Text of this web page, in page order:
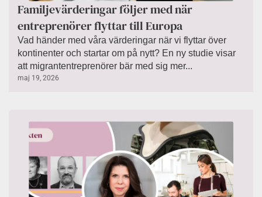
Familjevärderingar följer med när
entreprenörer flyttar till Europa
Vad händer med våra värderingar när vi flyttar över
kontinenter och startar om på nytt? En ny studie visar
att migrantentreprenörer bär med sig mer...
maj 19, 2026